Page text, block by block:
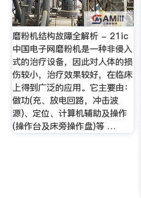
磨粉机结构故障全解析 - 21ic
中国电子网磨粉机是一种非侵入
式的治疗设备，因此对人体的损
伤较小，治疗效果较好，在临床
上得到广泛的应用。它主要由：
做功(充、放电回路，冲击波
源)、定位、计算机辅助及操作
(操作台及床旁操作盘)等 …